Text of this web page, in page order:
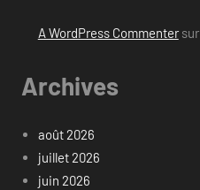
A WordPress Commentersur
Archives
août 2026
juillet 2026
juin 2026